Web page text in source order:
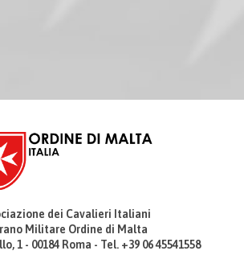
dei Cavalieri Italiani
Militare Ordine di Malta
1 - 00184 Roma - Tel. +39 06 45541558